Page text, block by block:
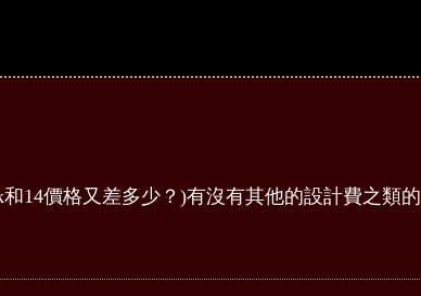
14價格又差多少？)有沒有其他的設計費之類的